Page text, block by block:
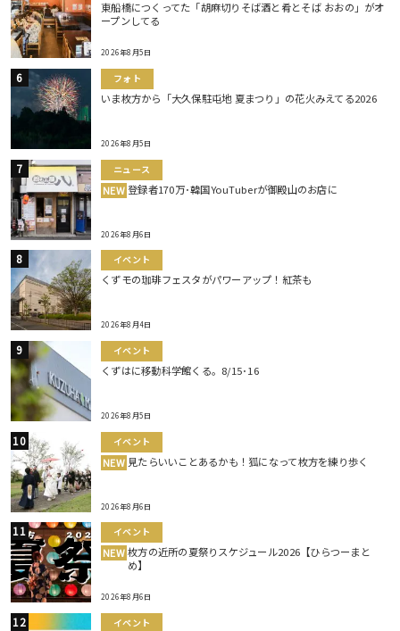
東船橋につくってた「胡麻切りそば酒と肴とそば おおの」がオ
ープンしてる
2026年8月5日
フォト
いま枚方から「大久保駐屯地 夏まつり」の花火みえてる2026
2026年8月5日
ニュース
NEW 登録者170万･韓国YouTuberが御殿山のお店に
2026年8月6日
イベント
くずモの珈琲フェスタがパワーアップ！紅茶も
2026年8月4日
イベント
くずはに移動科学館くる。8/15･16
2026年8月5日
イベント
NEW 見たらいいことあるかも！狐になって枚方を練り歩く
2026年8月6日
イベント
NEW 枚方の近所の夏祭りスケジュール2026【ひらつーまと
め】
2026年8月6日
イベント